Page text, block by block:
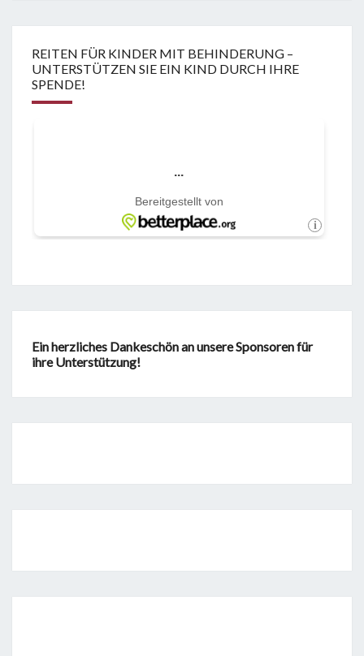
REITEN FÜR KINDER MIT BEHINDERUNG –
UNTERSTÜTZEN SIE EIN KIND DURCH IHRE
SPENDE!
Ein herzliches Dankeschön an unsere Sponsoren für
ihre Unterstützung!